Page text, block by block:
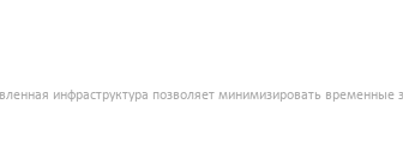
инфраструктура позволяет минимизировать временные